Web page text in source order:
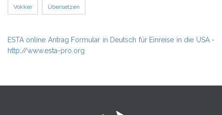
Vokker Übersetzen
ESTA online Antrag Formular in Deutsch für Einreise in die USA-
http://www.esta-pro.org